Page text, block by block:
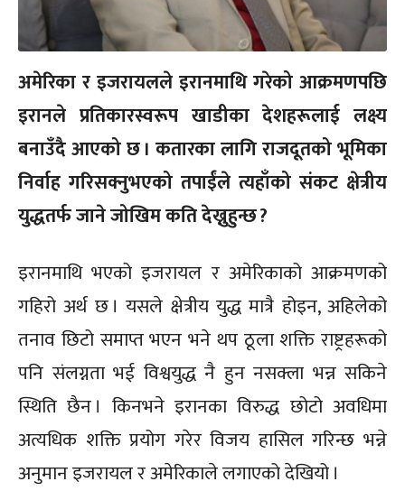
अमेरिका र इजरायलले इरानमाथि गरेको आक्रमणपछि
इरानले प्रतिकारस्वरूप खाडीका देशहरूलाई लक्ष्य
बनाउँदै आएको छ । कतारका लागि राजदूतको भूमिका
निर्वाह गरिसक्नुभएको तपाईंले त्यहाँको संकट क्षेत्रीय
युद्धतर्फ जाने जोखिम कति देख्नुहुन्छ ?
इरानमाथि भएको इजरायल र अमेरिकाको आक्रमणको
गहिरो अर्थ छ । यसले क्षेत्रीय युद्ध मात्रै होइन, अहिलेको
तनाव छिटो समाप्त भएन भने थप ठूला शक्ति राष्ट्रहरूको
पनि संलग्नता भई विश्वयुद्ध नै हुन नसक्ला भन्न सकिने
स्थिति छैन । किनभने इरानका विरुद्ध छोटो अवधिमा
अत्यधिक शक्ति प्रयोग गरेर विजय हासिल गरिन्छ भन्ने
अनुमान इजरायल र अमेरिकाले लगाएको देखियो ।